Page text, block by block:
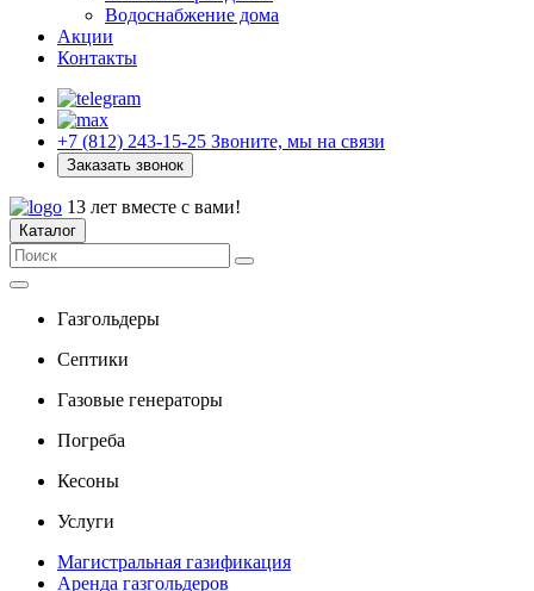
Водоснабжение дома
Акции
Контакты
+7 (812) 243-15-25 Звоните, мы на связи
Заказать звонок
13 лет вместе с вами!
Каталог
Газгольдеры
Септики
Газовые генераторы
Погреба
Кесоны
Услуги
Магистральная газификация
Аренда газгольдеров